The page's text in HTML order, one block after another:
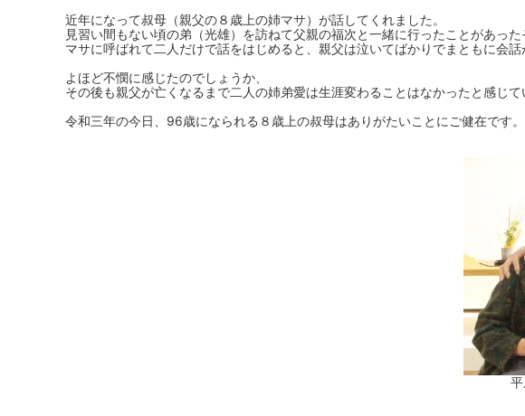
近年になって叔母（親父の８歳上の姉マサ）が話してくれました。
見習い間もない頃の弟（光雄）を訪ねて父親の福次と一緒に行ったことがあった
マサに呼ばれて二人だけで話をはじめると、親父は泣いてばかりでまともに会話
よほど不憫に感じたのでしょうか、
その後も親父が亡くなるまで二人の姉弟愛は生涯変わることはなかったと感じて
令和三年の今日、96歳になられる８歳上の叔母はありがたいことにご健在です。